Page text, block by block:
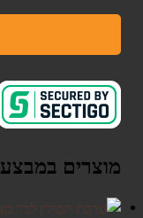
מוצרים במבצע